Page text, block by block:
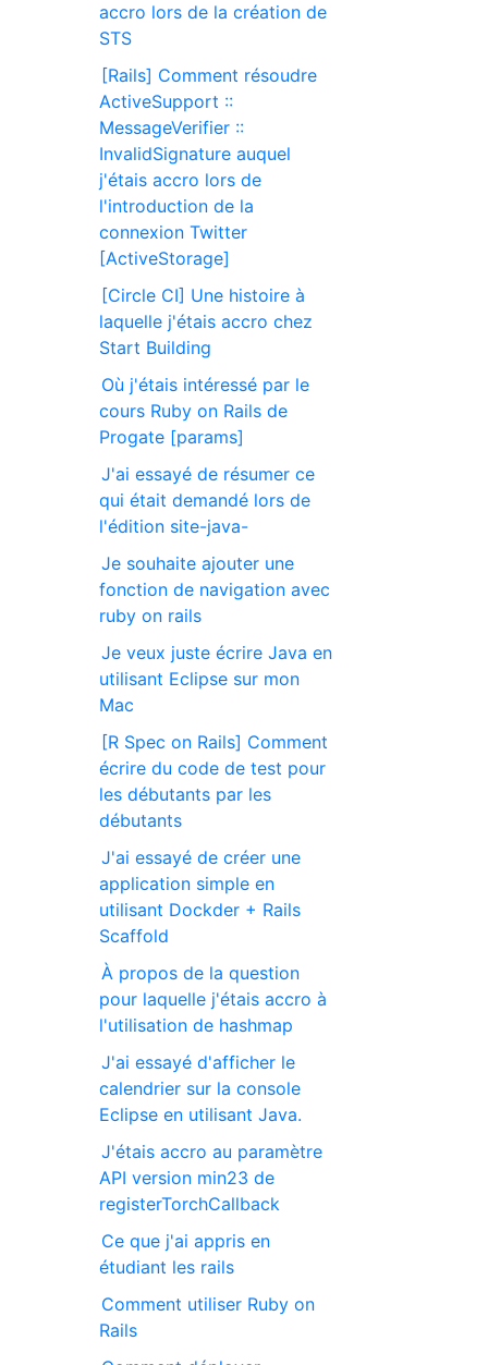
accro lors de la création de
STS
[Rails] Comment résoudre
ActiveSupport ::
MessageVerifier ::
InvalidSignature auquel
j'étais accro lors de
l'introduction de la
connexion Twitter
[ActiveStorage]
[Circle CI] Une histoire à
laquelle j'étais accro chez
Start Building
Où j'étais intéressé par le
cours Ruby on Rails de
Progate [params]
J'ai essayé de résumer ce
qui était demandé lors de
l'édition site-java-
Je souhaite ajouter une
fonction de navigation avec
ruby on rails
Je veux juste écrire Java en
utilisant Eclipse sur mon
Mac
[R Spec on Rails] Comment
écrire du code de test pour
les débutants par les
débutants
J'ai essayé de créer une
application simple en
utilisant Dockder + Rails
Scaffold
À propos de la question
pour laquelle j'étais accro à
l'utilisation de hashmap
J'ai essayé d'afficher le
calendrier sur la console
Eclipse en utilisant Java.
J'étais accro au paramètre
API version min23 de
registerTorchCallback
Ce que j'ai appris en
étudiant les rails
Comment utiliser Ruby on
Rails